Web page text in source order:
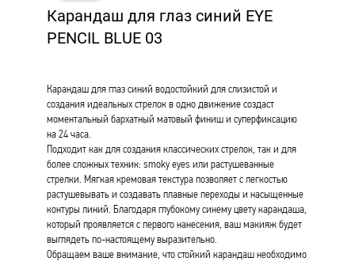
Карандаш для глаз синий EYE
PENCIL BLUE 03
Карандаш для глаз синий водостойкий для слизистой и
создания идеальных стрелок в одно движение создаст
моментальный бархатный матовый финиш и суперфиксацию
на 24 часа.
Подходит как для создания классических стрелок, так и для
более сложных техник: smoky eyes или растушеванные
стрелки. Мягкая кремовая текстура позволяет с легкостью
растушевывать и создавать плавные переходы и насыщенные
контуры линий. Благодаря глубокому синему цвету карандаша,
который проявляется с первого нанесения, ваш макияж будет
выглядеть по-настоящему выразительно.
Обращаем ваше внимание, что стойкий карандаш необходимо